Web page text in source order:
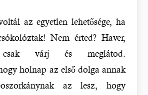
az egyetlen lehetősége, ha
Nem érted? Haver,
csak várj és meglátod.
holnap az első dolga annak
az lesz, hogy